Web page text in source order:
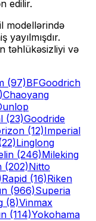
edilir.
modellərində
təhlükəsizliyi və
(97)BFGoodrich
Chaoyang
(23)Goodride
(12)Imperial
Linglong
(246)Mileking
(202)Nitto
Rapid (16)Riken
(966)Superia
(8)Vinmax
(114)Yokohama